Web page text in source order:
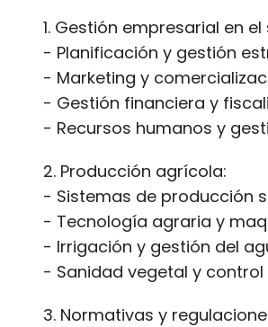
1. Gestión empresarial en
- Planificación y gestión
- Marketing y
- Gestión financiera y
- Recursos humanos y
2. Producción agrícola:
- Sistemas de producción
- Tecnología agraria y
- Irrigación y gestión del
- Sanidad vegetal y control
3. Normativas y